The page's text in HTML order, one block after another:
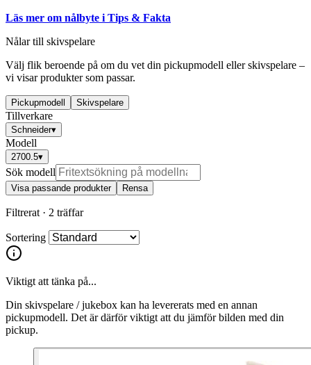
Läs mer om nålbyte i Tips & Fakta
Nålar till skivspelare
Välj flik beroende på om du vet din pickupmodell eller skivspelare –
vi visar produkter som passar.
Pickupmodell Skivspelare
Tillverkare
Schneider▾
Modell
2700.5▾
Sök modell
Visa passande produkter Rensa
Filtrerat · 2 träffar
Sortering
Viktigt att tänka på...
Din skivspelare / jukebox kan ha levererats med en annan
pickupmodell. Det är därför viktigt att du jämför bilden med din
pickup.